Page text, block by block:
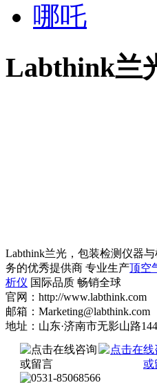
哪吒
Labthink兰
Labthink兰光，包装检测仪器与
务的优秀提供商 专业生产顶空
析仪 国际品质 畅销全球
官网：http://www.labthink.com
邮箱：Marketing@labthink.com
地址：山东·济南市无影山路